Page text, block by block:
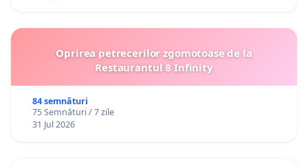
Oprirea petrecerilor zgomotoase de la
Restaurantul 8 Infinity
84 semnături
75 Semnături / 7 zile
31 Jul 2026